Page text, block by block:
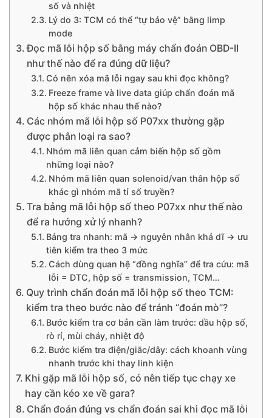
số và nhiệt
Lý do 3: TCM có thể “tự bảo vệ” bằng limp
mode
Đọc mã lỗi hộp số bằng máy chẩn đoán OBD-II
như thế nào để ra đúng dữ liệu?
Có nên xóa mã lỗi ngay sau khi đọc không?
Freeze frame và live data giúp chẩn đoán mã
hộp số khác nhau thế nào?
Các nhóm mã lỗi hộp số P07xx thường gặp
được phân loại ra sao?
Nhóm mã liên quan cảm biến hộp số gồm
những loại nào?
Nhóm mã liên quan solenoid/van thân hộp số
khác gì nhóm mã tỉ số truyền?
Tra bảng mã lỗi hộp số theo P07xx như thế nào
để ra hướng xử lý nhanh?
Bảng tra nhanh: mã → nguyên nhân khả dĩ → ưu
tiên kiểm tra theo 3 mức
Cách dùng quan hệ “đồng nghĩa” để tra cứu: mã
lỗi = DTC, hộp số = transmission, TCM…
Quy trình chẩn đoán mã lỗi hộp số theo TCM:
kiểm tra theo bước nào để tránh “đoán mò”?
Bước kiểm tra cơ bản cần làm trước: dầu hộp số,
rò rỉ, mùi cháy, nhiệt độ
Bước kiểm tra điện/giắc/dây: cách khoanh vùng
nhanh trước khi thay linh kiện
Khi gặp mã lỗi hộp số, có nên tiếp tục chạy xe
hay cần kéo xe về gara?
Chẩn đoán đúng vs chẩn đoán sai khi đọc mã lỗi